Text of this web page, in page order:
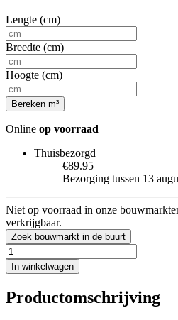
Lengte (cm)
Breedte (cm)
Hoogte (cm)
Bereken m³
Online op voorraad
Thuisbezorgd
€89.95
Bezorging tussen 13
Niet op voorraad in onze
verkrijgbaar.
Zoek bouwmarkt in de buurt
In winkelwagen
Productomschrijving